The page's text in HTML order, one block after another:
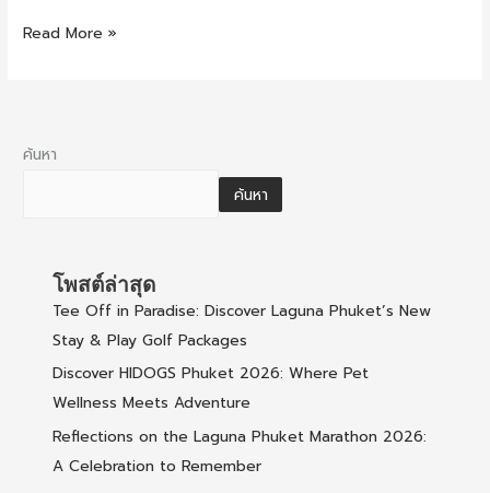
Read More »
ค้นหา
ค้นหา
โพสต์ล่าสุด
Tee Off in Paradise: Discover Laguna Phuket’s New
Stay & Play Golf Packages
Discover HIDOGS Phuket 2026: Where Pet
Wellness Meets Adventure
Reflections on the Laguna Phuket Marathon 2026:
A Celebration to Remember